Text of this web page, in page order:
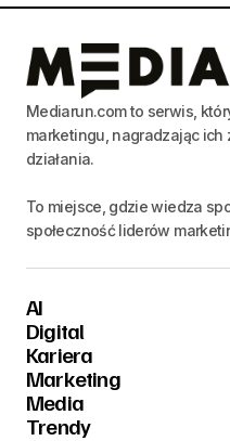
Mediarun.com to serwis,
marketingu, nagradzając
działania.
To miejsce, gdzie wiedza
społeczność liderów
AI
Digital
Kariera
Marketing
Media
Trendy